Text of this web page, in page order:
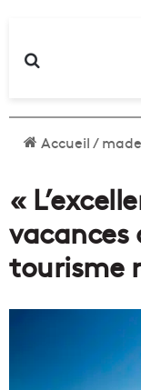
Accueil/
«
vacances
tourisme